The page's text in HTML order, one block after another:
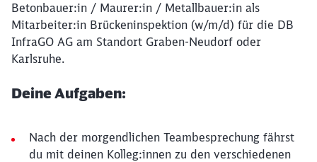
Betonbauer:in / Maurer:in / Metallbauer:in als
Mitarbeiter:in Brückeninspektion (w/m/d) für die DB
InfraGO AG am Standort Graben-Neudorf oder
Karlsruhe.
Deine Aufgaben:
Nach der morgendlichen Teambesprechung fährst
du mit deinen Kolleg:innen zu den verschiedenen